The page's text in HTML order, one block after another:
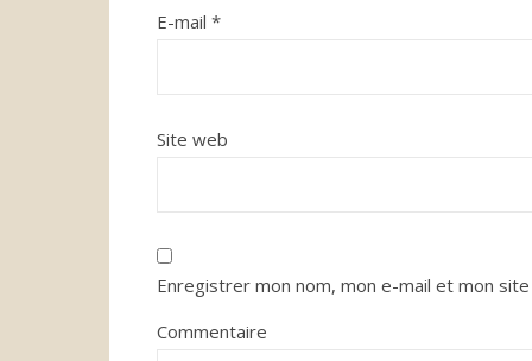
E-mail *
Site web
Enregistrer mon nom, mon e-mail et mon
Commentaire